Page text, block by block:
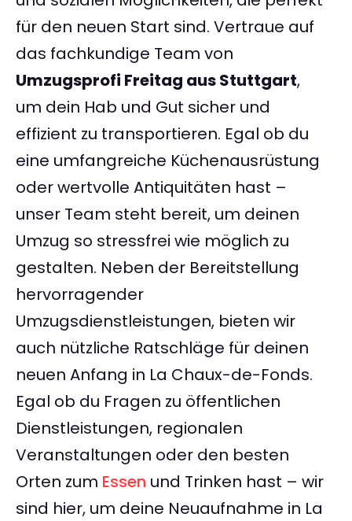
für den neuen Start sind. Vertraue auf
das fachkundige Team von
Umzugsprofi Freitag aus Stuttgart,
um dein Hab und Gut sicher und
effizient zu transportieren. Egal ob du
eine umfangreiche Küchenausrüstung
oder wertvolle Antiquitäten hast –
unser Team steht bereit, um deinen
Umzug so stressfrei wie möglich zu
gestalten. Neben der Bereitstellung
hervorragender
Umzugsdienstleistungen, bieten wir
auch nützliche Ratschläge für deinen
neuen Anfang in La Chaux-de-Fonds.
Egal ob du Fragen zu öffentlichen
Dienstleistungen, regionalen
Veranstaltungen oder den besten
Orten zum Essen und Trinken hast – wir
sind hier, um deine Neuaufnahme in La